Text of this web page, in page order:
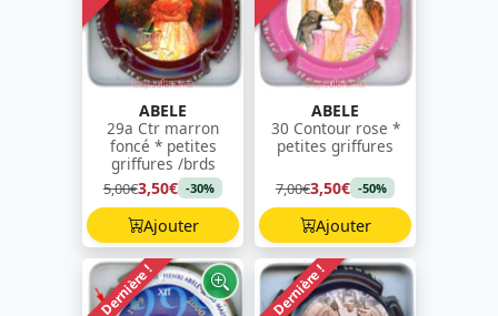
ABELE
29a Ctr marron
foncé * petites
griffures /brds
5,00€3,50€ -30%
Ajouter
ABELE
30 Contour rose *
petites griffures
7,00€3,50€ -50%
Ajouter
Dernière ! Dernière !